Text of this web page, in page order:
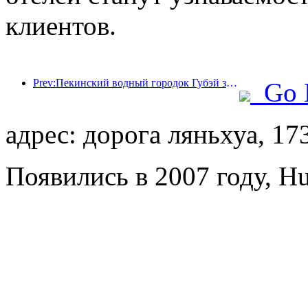
клиентов.
Prev:Пекинский водный городок Губэй запускает летние туристические скидки
Go
адрес: дорога ляньхуа,
Появились в 2007 году,